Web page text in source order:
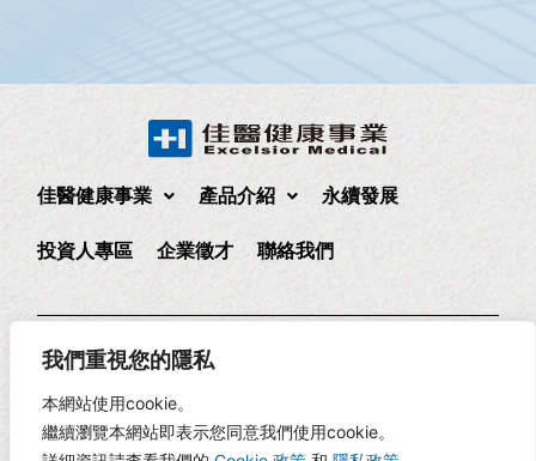
我們重視您的隱私
本網站使用cookie。
繼續瀏覽本網站即表示您同意我們使用cookie。
佳醫健康事業 產品介紹 永續發展
投資人專區 企業徵才 聯絡我們
235 新北市中和區中正路880號17樓
17F., No. 880, Zhongzheng Rd., Zhonghe Dist., New Taipei
City, Taiwan